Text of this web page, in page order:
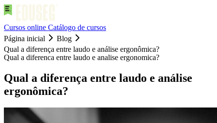
Cursos online Catálogo de cursos
Página inicial
Blog
Qual a diferença entre laudo e análise ergonômica?
Qual a diferenca entre laudo e analise ergonomica?
Qual a diferença entre laudo e análise
ergonômica?